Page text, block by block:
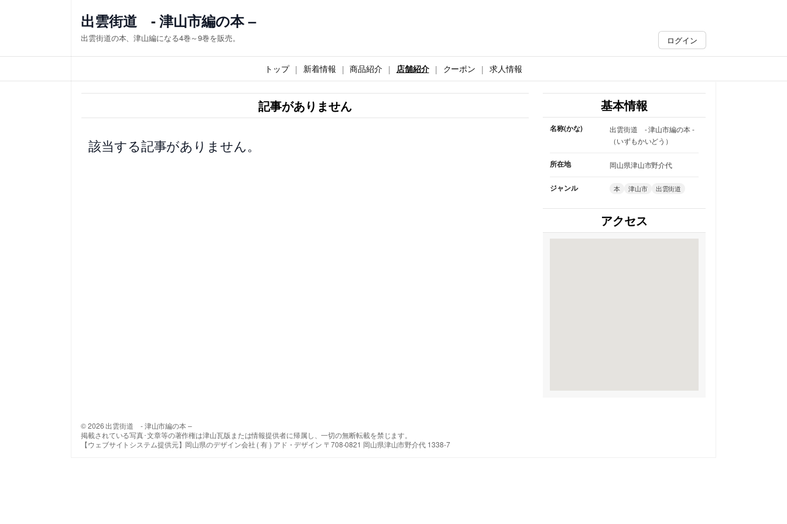
ス
キ
出雲街道 - 津山市編の本 –
出雲街道の本、津山編になる4巻～9巻を販売。 ログイン
トップ 新着情報 商品紹介 店舗紹介 クーポン 求人情報
記事がありません
該当する記事がありません。
基本情報
名称(かな)
出雲街道 - 津山市編の本 -
（いずもかいどう）
所在地 岡山県津山市野介代
ジャンル 本 津山市 出雲街道
アクセス
© 2026 出雲街道 - 津山市編の本 –
掲載されている写真･文章等の著作権は津山瓦版または情報提供者に帰属し、一切の無断転載を禁じます。
【ウェブサイトシステム提供元】岡山県のデザイン会社 ( 有 ) アド・デザイン 〒708-0821 岡山県津山市野介代 1338-7